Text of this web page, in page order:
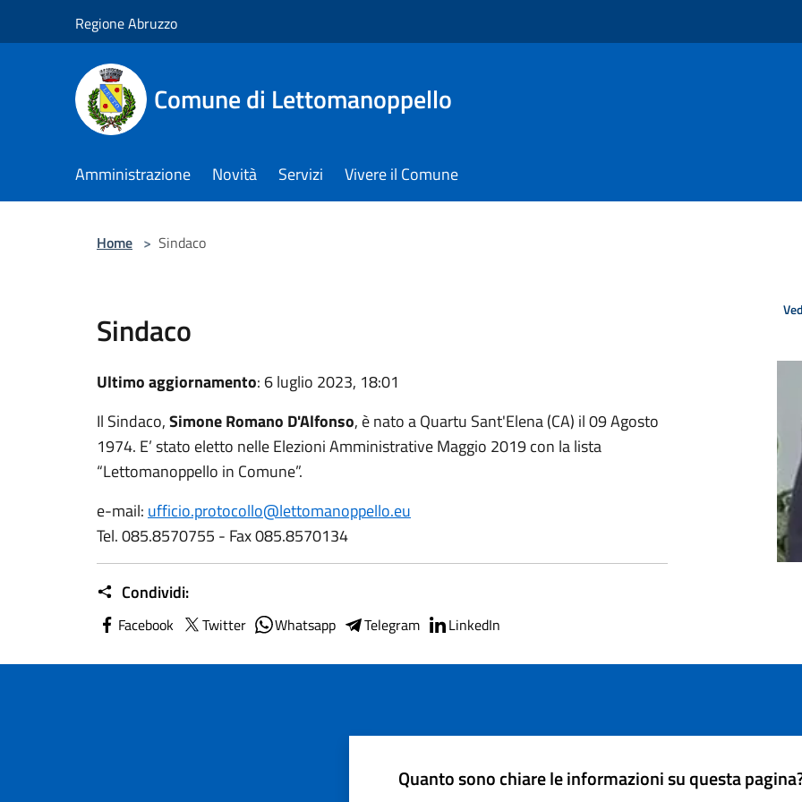
Regione Abruzzo
Comune di Lettomanoppello
Amministrazione Novità Servizi Vivere il Comune
Home > Sindaco
Sindaco
Ultimo aggiornamento: 6 luglio 2023, 18:01
Il Sindaco,Simone Romano D'Alfonso, è nato a Quartu Sant'Elena (CA) il 09 Agosto
1974. E’ stato eletto nelle Elezioni Amministrative Maggio 2019 con la lista
“Lettomanoppello in Comune”.
e-mail: ufficio.protocollo@lettomanoppello.eu
Tel. 085.8570755 - Fax 085.8570134
Condividi:
Facebook Twitter Whatsapp Telegram LinkedIn
Quanto sono chiare le informazioni su questa